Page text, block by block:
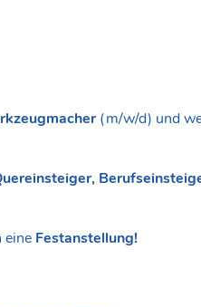
(m/w/d) und
eine Festanstellung!